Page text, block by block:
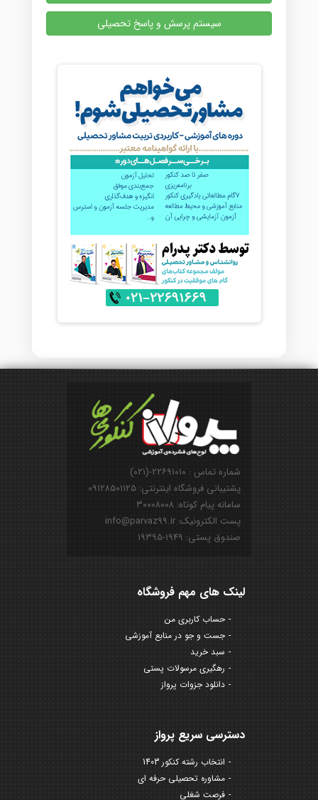
سیستم پرسش و پاسخ تحصیلی
شماره تماس : ۲۲۶۹۱۰۱۰-(۰۲۱)
پشتیبانی فروشگاه اینترنتی: ۰۹۱۲۸۵۰۱۱۲۵
سامانه پیام کوتاه: ۳۰۰۰۸۰۰۸
پست الکترونیک: info@parvaz99.ir
صندوق پستی: ۱۹۴۹-۱۹۳۹۵
لینک های مهم فروشگاه
حساب کاربری من
جست و جو در منابع آموزشی
سبد خرید
رهگیری مرسولات پستی
دانلود جزوات پرواز
دسترسی سریع پرواز
انتخاب رشته کنکور 1403
مشاوره تحصیلی حرفه ای
فرصت شغلی